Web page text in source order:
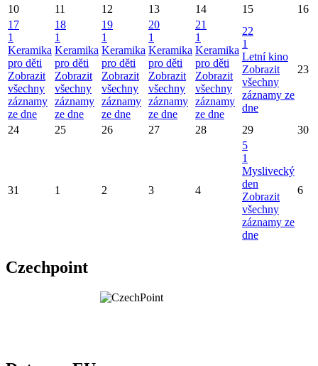
10 11 12 13 14 15
16
17
1
Keramika
pro děti
Zobrazit
všechny
záznamy
ze dne
18
1
Keramika
pro děti
Zobrazit
všechny
záznamy
ze dne
19
1
Keramika
pro děti
Zobrazit
všechny
záznamy
ze dne
20
1
Keramika
pro děti
Zobrazit
všechny
záznamy
ze dne
21
1
Keramika
pro děti
Zobrazit
všechny
záznamy
ze dne
22
1
Letní kino
Zobrazit
všechny
záznamy ze
dne
23
24 25 26 27 28 29 30
31 1 2 3 4
5
1
Myslivecký
den
Zobrazit
všechny
záznamy ze
dne
6
Czechpoint